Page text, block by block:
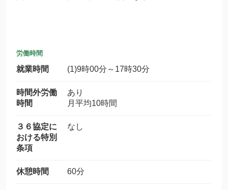
労働時間
就業時間 (1)9時00分～17時30分
時間外労働
時間
あり
月平均10時間
３６協定に
おける特別
条項
なし
休憩時間 60分